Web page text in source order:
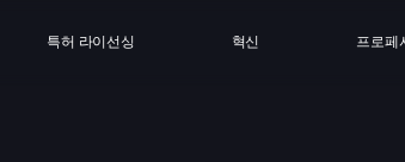
특허 라이선싱 혁신 프로페